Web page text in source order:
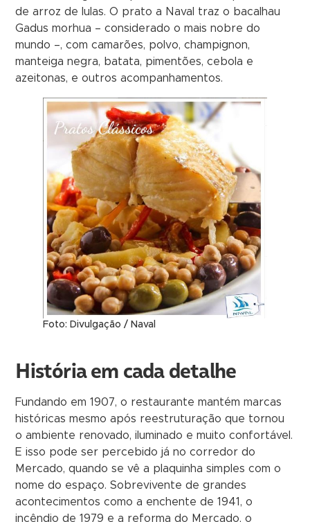
de arroz de lulas. O prato a Naval traz o bacalhau
Gadus morhua – considerado o mais nobre do
mundo –, com camarões, polvo, champignon,
manteiga negra, batata, pimentões, cebola e
azeitonas, e outros acompanhamentos.
Foto: Divulgação / Naval
História em cada detalhe
Fundando em 1907, o restaurante mantém marcas
históricas mesmo após reestruturação que tornou
o ambiente renovado, iluminado e muito confortável.
E isso pode ser percebido já no corredor do
Mercado, quando se vê a plaquinha simples com o
nome do espaço. Sobrevivente de grandes
acontecimentos como a enchente de 1941, o
incêndio de 1979 e a reforma do Mercado, o